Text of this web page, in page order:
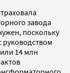
завода
поскольку
руководством
14 млн